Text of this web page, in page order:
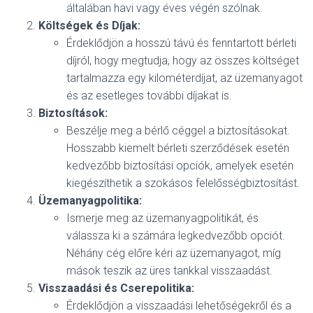
általában havi vagy éves végén szólnak.
Költségek és Díjak:
Érdeklődjön a hosszú távú és fenntartott bérleti
díjról, hogy megtudja, hogy az összes költséget
tartalmazza egy kilométerdíjat, az üzemanyagot
és az esetleges további díjakat is.
Biztosítások:
Beszélje meg a bérlő céggel a biztosításokat.
Hosszabb kiemelt bérleti szerződések esetén
kedvezőbb biztosítási opciók, amelyek esetén
kiegészíthetik a szokásos felelősségbiztosítást.
Üzemanyagpolitika:
Ismerje meg az üzemanyagpolitikát, és
válassza ki a számára legkedvezőbb opciót.
Néhány cég előre kéri az üzemanyagot, míg
mások teszik az üres tankkal visszaadást.
Visszaadási és Cserepolitika:
Érdeklődjön a visszaadási lehetőségekről és a